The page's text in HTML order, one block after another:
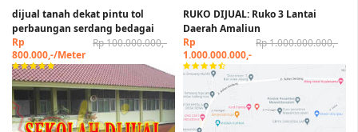
dijual tanah dekat pintu tol
perbaungan serdang bedagai
Rp 100.000.000,-
Rp
800.000,-/Meter
RUKO DIJUAL: Ruko 3 Lantai
Daerah Amaliun
Rp 1.000.000.000,-
Rp
1.000.000.000,-